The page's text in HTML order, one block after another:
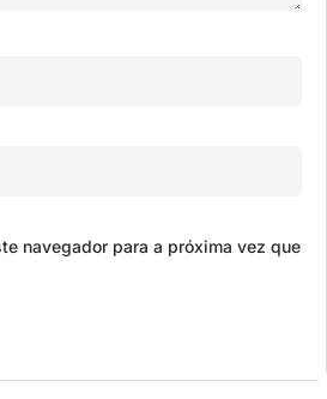
navegador para a próxima vez que